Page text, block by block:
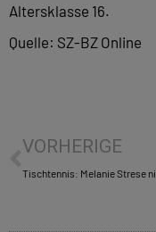
Altersklasse 16.
Quelle: SZ-BZ Online
VORHERIGE